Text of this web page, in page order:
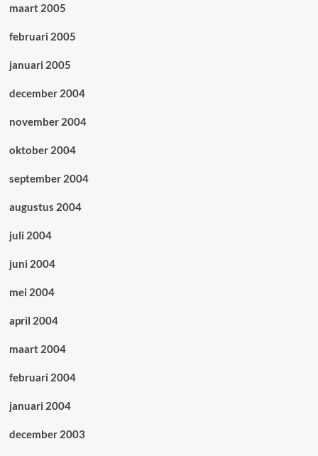
maart 2005
februari 2005
januari 2005
december 2004
november 2004
oktober 2004
september 2004
augustus 2004
juli 2004
juni 2004
mei 2004
april 2004
maart 2004
februari 2004
januari 2004
december 2003